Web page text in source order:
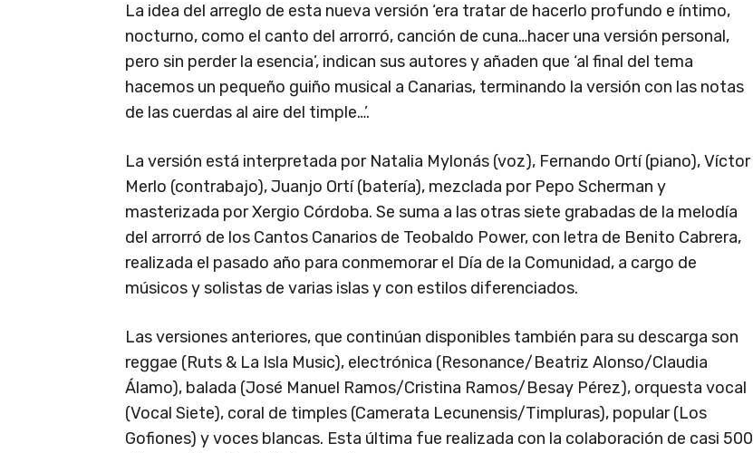
La idea del arreglo de esta nueva versión ‘era tratar de hacerlo profundo e íntimo,
nocturno, como el canto del arrorró, canción de cuna…hacer una versión personal,
pero sin perder la esencia’, indican sus autores y añaden que ‘al final del tema
hacemos un pequeño guiño musical a Canarias, terminando la versión con las notas
de las cuerdas al aire del timple…’.
La versión está interpretada por Natalia Mylonás (voz), Fernando Ortí (piano), Víctor
Merlo (contrabajo), Juanjo Ortí (batería), mezclada por Pepo Scherman y
masterizada por Xergio Córdoba. Se suma a las otras siete grabadas de la melodía
del arrorró de los Cantos Canarios de Teobaldo Power, con letra de Benito Cabrera,
realizada el pasado año para conmemorar el Día de la Comunidad, a cargo de
músicos y solistas de varias islas y con estilos diferenciados.
Las versiones anteriores, que continúan disponibles también para su descarga son
reggae (Ruts & La Isla Music), electrónica (Resonance/Beatriz Alonso/Claudia
Álamo), balada (José Manuel Ramos/Cristina Ramos/Besay Pérez), orquesta vocal
(Vocal Siete), coral de timples (Camerata Lecunensis/Timpluras), popular (Los
Gofiones) y voces blancas. Esta última fue realizada con la colaboración de casi 500